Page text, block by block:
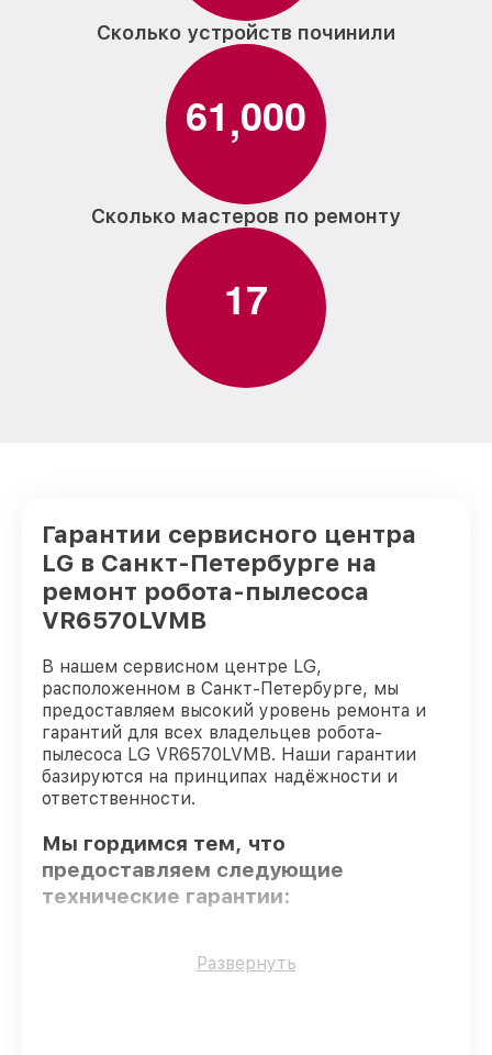
Сколько устройств починили
61,000
Сколько мастеров по ремонту
17
Гарантии сервисного центра
LG в Санкт-Петербурге на
ремонт робота-пылесоса
VR6570LVMB
В нашем сервисном центре LG,
расположенном в Санкт-Петербурге, мы
предоставляем высокий уровень ремонта и
гарантий для всех владельцев робота-
пылесоса LG VR6570LVMB. Наши гарантии
базируются на принципах надёжности и
ответственности.
Мы гордимся тем, что
предоставляем следующие
технические гарантии:
Использование оригинальных
Развернуть